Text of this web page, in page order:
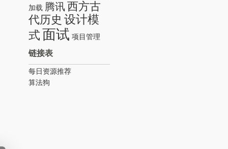
加载 腾讯 西方古
代历史 设计模
式 面试 项目管理
链接表
每日资源推荐
算法狗